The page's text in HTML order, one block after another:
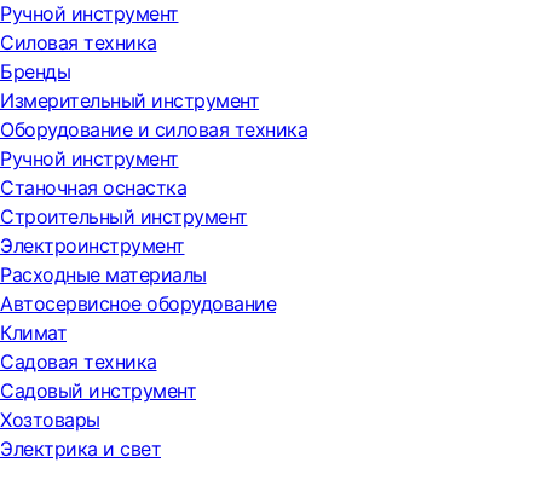
Ручной инструмент
Силовая техника
Бренды
Измерительный инструмент
Оборудование и силовая техника
Ручной инструмент
Станочная оснастка
Строительный инструмент
Электроинструмент
Расходные материалы
Автосервисное оборудование
Климат
Садовая техника
Садовый инструмент
Хозтовары
Электрика и свет